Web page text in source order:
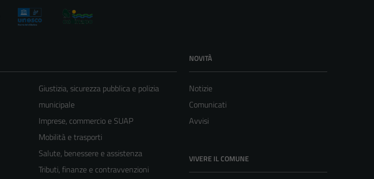
Giustizia, sicurezza pubblica e polizia
municipale
Imprese, commercio e SUAP
Mobilità e trasporti
Salute, benessere e assistenza
Tributi, finanze e contravvenzioni
NOVITÀ
Notizie
Comunicati
Avvisi
VIVERE IL COMUNE